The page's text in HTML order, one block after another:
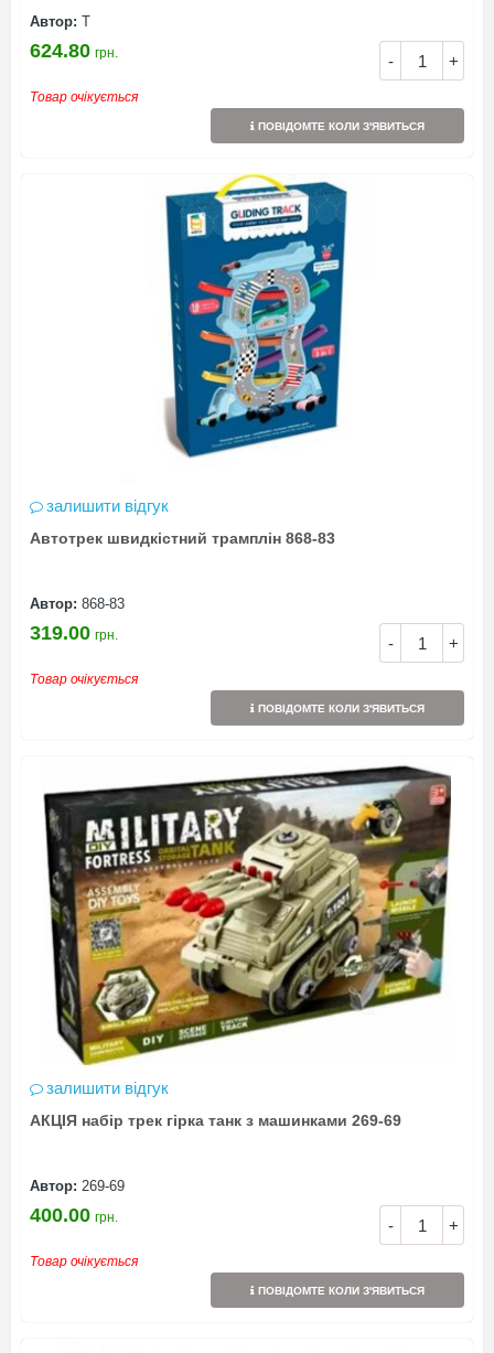
Автор: Т
- +
624.80 грн.
Товар очікується
ПОВІДОМТЕ КОЛИ З'ЯВИТЬСЯ
залишити відгук
Автотрек швидкістний трамплін 868-83
Автор: 868-83
- +
319.00 грн.
Товар очікується
ПОВІДОМТЕ КОЛИ З'ЯВИТЬСЯ
залишити відгук
АКЦІЯ набір трек гірка танк з машинками 269-69
Автор: 269-69
- +
400.00 грн.
Товар очікується
ПОВІДОМТЕ КОЛИ З'ЯВИТЬСЯ